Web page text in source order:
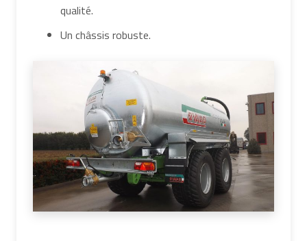
qualité.
Un châssis robuste.